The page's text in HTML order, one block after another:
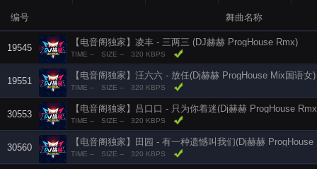
编号 舞曲名称
19545
【电音阁独家】凌丰 - 三两三 (DJ赫赫 ProgHouse Rmx)
TIME -- SIZE -- 320 KBPS
19551
【电音阁独家】汪六六 - 放任(Dj赫赫 ProgHouse Mix国语女)
TIME -- SIZE -- 320 KBPS
30553
【电音阁独家】吕口口 - 只为你着迷(Dj赫赫 ProgHouse
TIME -- SIZE -- 320 KBPS
30560
【电音阁独家】田园 - 有一种遗憾叫我们(Dj赫赫 ProgHouse
TIME -- SIZE -- 320 KBPS